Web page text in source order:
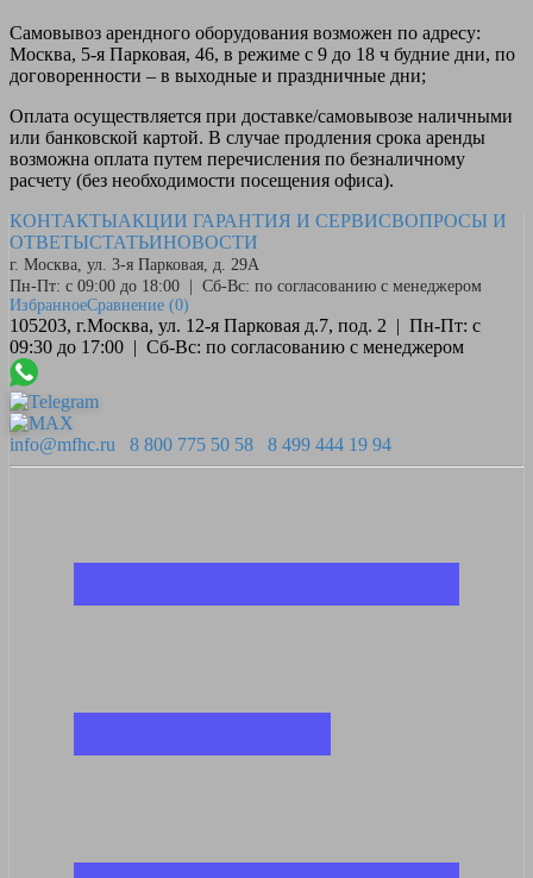
Самовывоз арендного оборудования возможен по адресу:
Москва, 5-я Парковая, 46, в режиме с 9 до 18 ч будние дни, по
договоренности – в выходные и праздничные дни;
Оплата осуществляется при доставке/самовывозе наличными
или банковской картой. В случае продления срока аренды
возможна оплата путем перечисления по безналичному
расчету (без необходимости посещения офиса).
КОНТАКТЫАКЦИИ ГАРАНТИЯ И СЕРВИСВОПРОСЫ И
ОТВЕТЫСТАТЬИНОВОСТИ
г. Москва, ул. 3-я Парковая, д. 29А
Пн-Пт: с 09:00 до 18:00 | Сб-Вс: по согласованию с менеджером
ИзбранноеСравнение (0)
105203, г.Москва, ул. 12-я Парковая д.7, под. 2 | Пн-Пт: с
09:30 до 17:00 | Сб-Вс: по согласованию с менеджером
info@mfhc.ru 8 800 775 50 58 8 499 444 19 94